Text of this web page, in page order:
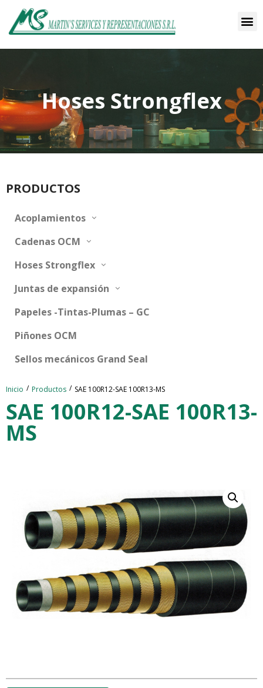
Hoses Strongflex
PRODUCTOS
Acoplamientos
Cadenas OCM
Hoses Strongflex
Juntas de expansión
Papeles -Tintas-Plumas – GC
Piñones OCM
Sellos mecánicos Grand Seal
Inicio / Productos / SAE 100R12-SAE 100R13-MS
SAE 100R12-SAE 100R13-
MS